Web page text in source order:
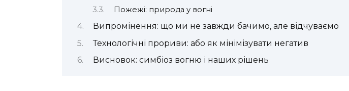
Пожежі: природа у вогні
Випромінення: що ми не завжди бачимо, але відчуваємо
Технологічні прориви: або як мінімізувати негатив
Висновок: симбіоз вогню і наших рішень